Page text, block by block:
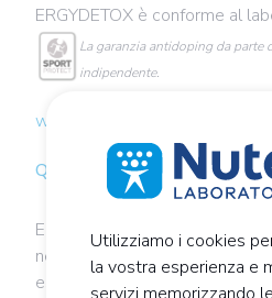
ERGYDETOX è conforme al
La garanzia antidoping da parte
indipendente.
www.sport-protect.org
Quando è raccomandato?
ERGYDETOX può essere
necessità di detossificazione,
esposto alla presenza di
Utilizziamo i cookies
la vostra esperienza e